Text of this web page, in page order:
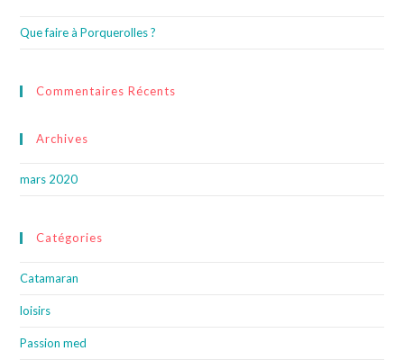
Que faire à Porquerolles ?
Commentaires Récents
Archives
mars 2020
Catégories
Catamaran
loisirs
Passion med